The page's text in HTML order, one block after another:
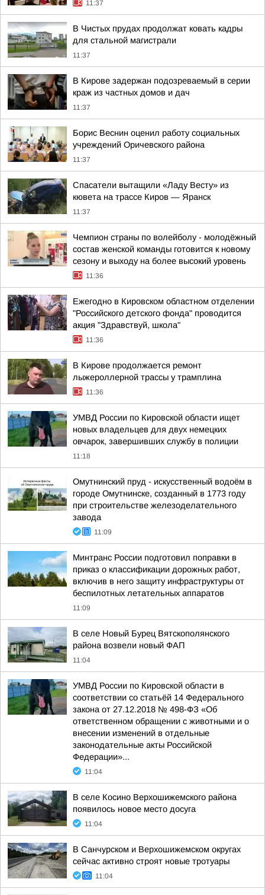
11:37
В Чистых прудах продолжат ковать кадры
для стальной магистрали
11:37
В Кирове задержан подозреваемый в серии
краж из частных домов и дач
11:37
Борис Веснин оценил работу социальных
учреждений Оричевского района
11:37
Спасатели вытащили «Ладу Весту» из
кювета на трассе Киров — Яранск
11:37
Чемпион страны по волейболу - молодёжный
состав женской команды готовится к новому
сезону и выходу на более высокий уровень
11:36
Ежегодно в Кировском областном отделении
"Российского детского фонда" проводится
акция "Здравствуй, школа"
11:36
В Кирове продолжается ремонт
лыжероллерной трассы у трамплина
11:36
УМВД России по Кировской области ищет
новых владельцев для двух немецких
овчарок, завершивших службу в полиции
11:18
Омутнинский пруд - искусственный водоём в
городе Омутнинске, созданный в 1773 году
при строительстве железоделательного
завода
11:09
Минтранс России подготовил поправки в
приказ о классификации дорожных работ,
включив в него защиту инфраструктуры от
беспилотных летательных аппаратов
11:09
В селе Новый Бурец Вятскополянского
района возвели новый ФАП
11:04
УМВД России по Кировской области в
соответствии со статьёй 14 Федерального
закона от 27.12.2018 № 498-ФЗ «Об
ответственном обращении с животными и о
внесении изменений в отдельные
законодательные акты Российской
Федерации»...
11:04
В селе Косино Верхошижемского района
появилось новое место досуга
11:04
В Санчурском и Верхошижемском округах
сейчас активно строят новые тротуары
11:04